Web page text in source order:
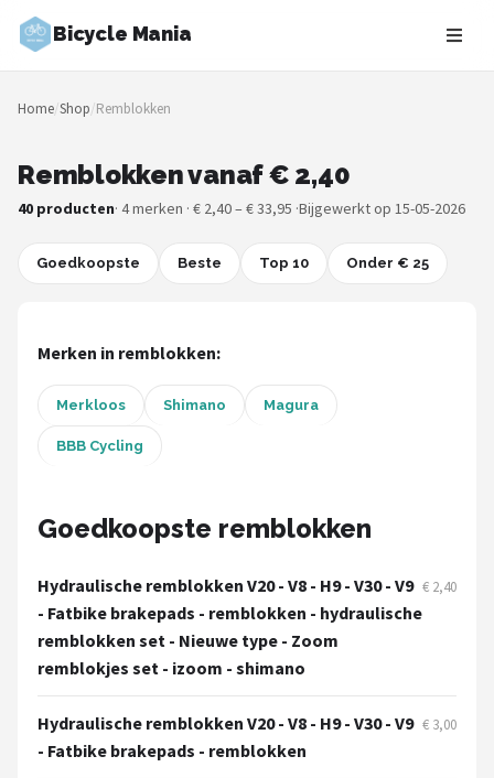
Bicycle Mania
Zoeken
NAVIGATIE
Merken
Blog
Stadsfietsen
Mountainbikes
Shop
POPULAIRE MERKEN
Basil
Volare
Home/Shop/Remblokken
Remblokken vanaf € 2,40
40 producten· 4 merken · € 2,40 – € 33,95 ·Bijgewerkt op 15-05-2026
Goedkoopste Beste Top 10 Onder € 25
Merken in remblokken:
Merkloos Shimano Magura
BBB Cycling
Goedkoopste remblokken
Hydraulische remblokken V20 - V8 - H9 - V30 - V9
- Fatbike brakepads - remblokken - hydraulische
remblokken set - Nieuwe type - Zoom
remblokjes set - izoom - shimano
€ 2,40
Hydraulische remblokken V20 - V8 - H9 - V30 - V9
- Fatbike brakepads - remblokken
€ 3,00